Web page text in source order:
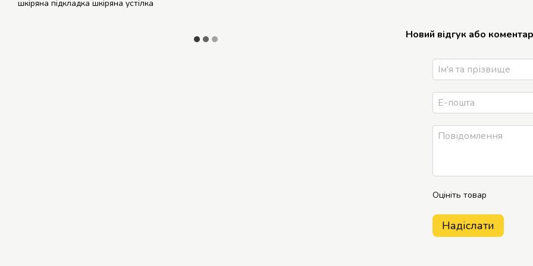
шкіряна підкладка шкіряна устілка
Новий відгук або коментар
Оцініть товар
Надіслати